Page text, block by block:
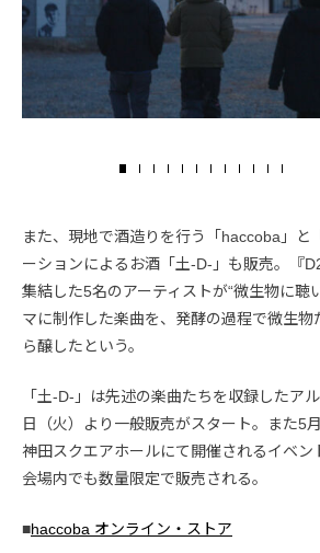
また、現地で酒造りを行う「haccoba」と
ーションによるお酒「土-D-」も販売。『
集結した5名のアーティストが“微生物に聴
マに制作した楽曲を、発酵の過程で微生
ら醸したという。
「土-D-」は先述の楽曲たちを収録したア
日（火）より一般販売がスタート。また5
神田スクエアホールにて開催されるイベン
会場内でも数量限定で販売される。
■haccoba オンライン・ストア